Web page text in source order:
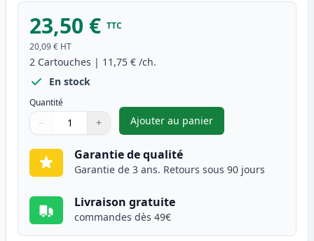
23,50 € TTC
20,09 € HT
2 Cartouches | 11,75 € /ch.
En stock
Quantité
Quantité
Utilisez les boutons pour ajuster
− +
Quantité
Ajouter au panier
,Pack de 2 Brother LC125C
Garantie de qualité
Garantie de 3 ans. Retours sous 90 jours
Livraison gratuite
commandes dès 49€